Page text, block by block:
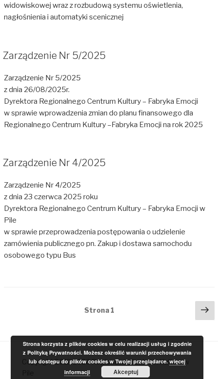
widowiskowej wraz z rozbudową systemu oświetlenia,
nagłośnienia i automatyki scenicznej
Zarządzenie Nr 5/2025
Zarządzenie Nr 5/2025
z dnia 26/08/2025r.
Dyrektora Regionalnego Centrum Kultury – Fabryka Emocji
w sprawie wprowadzenia zmian do planu finansowego dla
Regionalnego Centrum Kultury –Fabryka Emocji na rok 2025
Zarządzenie Nr 4/2025
Zarządzenie Nr 4/2025
z dnia 23 czerwca 2025 roku
Dyrektora Regionalnego Centrum Kultury – Fabryka Emocji w
Pile
w sprawie przeprowadzenia postępowania o udzielenie
zamówienia publicznego pn. Zakup i dostawa samochodu
osobowego typu Bus
Strona 1
Copyright 2012-2026 Regionalne Centrum Kultury w
Strona korzysta z plików cookies w celu realizacji usług i zgodnie
z Polityką Prywatności. Możesz określić warunki przechowywania
lub dostępu do plików cookies w Twojej przeglądarce.więcej
informacji
Akceptuj